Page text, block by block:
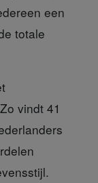
een
totale
vindt 41